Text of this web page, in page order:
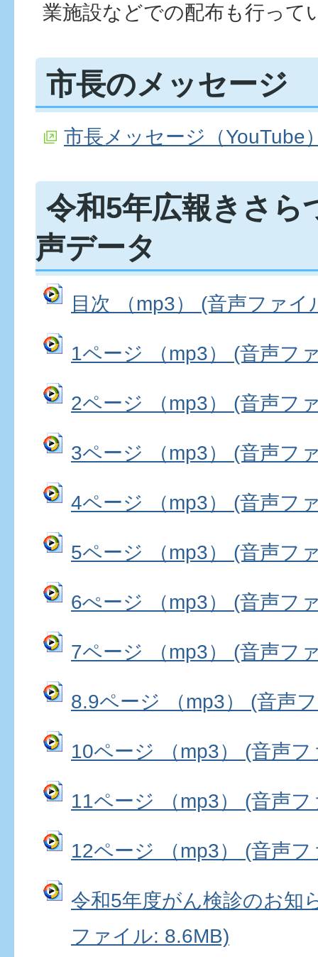
業施設などでの配布も行って
市長のメッセージ
市長メッセージ（YouTube
令和5年広報きさら
声データ
目次 （mp3） (音声ファイ
1ページ （mp3） (音声フ
2ページ （mp3） (音声フ
3ページ （mp3） (音声フ
4ページ （mp3） (音声フ
5ページ （mp3） (音声フ
6ぺージ （mp3） (音声フ
7ページ （mp3） (音声フ
8.9ページ （mp3） (音声
10ページ （mp3） (音声
11ページ （mp3） (音声
12ページ （mp3） (音声
令和5年度がん検診のお知
ファイル: 8.6MB)